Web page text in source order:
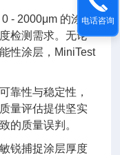
- 2000μm 的涂层
检测需求。无论
性涂层，MiniTest
靠性与稳定性，
量评估提供坚实
的质量误判。
锐捕捉涂层厚度
电话咨询